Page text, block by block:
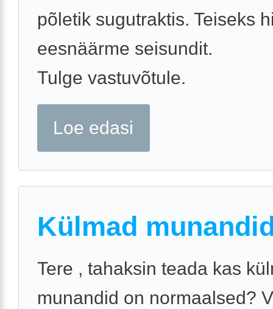
põletik sugutraktis. Teiseks
eesnäärme seisundit.
Tulge vastuvõtule.
Loe edasi
Külmad
Tere , tahaksin teada kas
munandid on normaalsed?